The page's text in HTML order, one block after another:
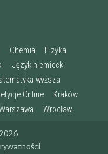
Chemia
Fizyka
Język niemiecki
wyższa
Online
Kraków
Wrocław